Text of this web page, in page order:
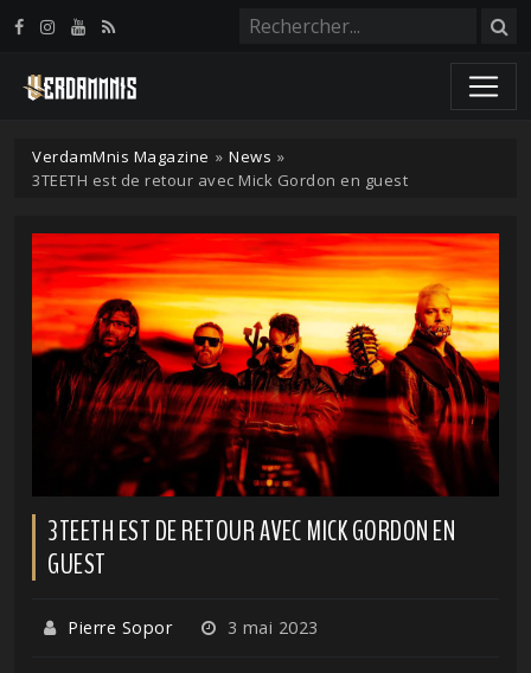
VerdamMnis Magazine » News »
3TEETH est de retour avec Mick Gordon en guest
3TEETH EST DE RETOUR AVEC MICK GORDON EN
GUEST
Pierre Sopor 3 mai 2023
Panneau de gestion des cookies